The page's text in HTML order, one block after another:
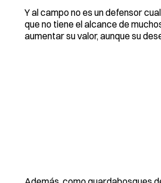
Y al campo no es un defensor
que no tiene el alcance de
aumentar su valor, aunque su